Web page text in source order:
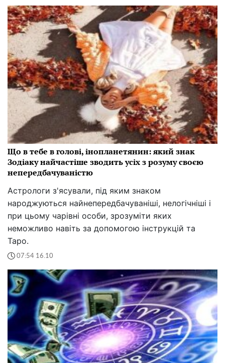
Що в тебе в голові, інопланетянин: який знак
Зодіаку найчастіше зводить усіх з розуму своєю
непередбачуваністю
Астрологи з'ясували, під яким знаком
народжуються найнепередбачуваніші, нелогічніші і
при цьому чарівні особи, зрозуміти яких
неможливо навіть за допомогою інструкцій та
Таро.
07:54 16.10